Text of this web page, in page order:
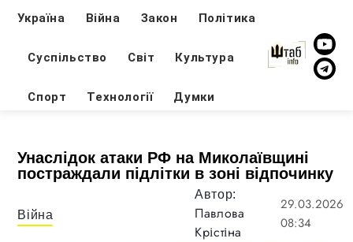
Україна Війна Закон Політика
Суспільство Світ Культура
Спорт Технології Думки
Унаслідок атаки РФ на Миколаївщині
постраждали підлітки в зоні відпочинку
Війна
Автор:
Павлова
Крістіна
29.03.2026
08:34